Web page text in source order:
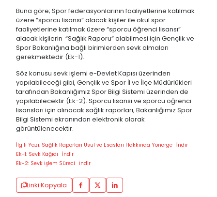
Buna göre; Spor federasyonlarının faaliyetlerine katılmak
üzere “sporcu lisansı” alacak kişiler ile okul spor
faaliyetlerine katılmak üzere “sporcu öğrenci lisansı”
alacak kişilerin “Sağlık Raporu” alabilmesi için Gençlik ve
Spor Bakanlığına bağlı birimlerden sevk almaları
gerekmektedir (Ek-1).
Söz konusu sevk işlemi e-Devlet Kapısı üzerinden
yapılabileceği gibi, Gençlik ve Spor İl ve İlçe Müdürlükleri
tarafından Bakanlığımız Spor Bilgi Sistemi üzerinden de
yapılabilecektir (Ek-2). Sporcu lisansı ve sporcu öğrenci
lisansları için alınacak sağlık raporları, Bakanlığımız Spor
Bilgi Sistemi ekranından elektronik olarak
görüntülenecektir.
İlgili Yazı: Sağlık Raporları Usul ve Esasları Hakkında Yönerge İndir
Ek-1: Sevk Kağıdı İndir
Ek-2: Sevk İşlem Süreci İndir
Linki Kopyala